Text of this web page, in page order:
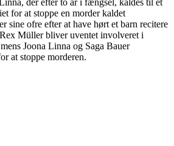
der efter to år i fængsel, kaldes til et
for at stoppe en morder kaldet
sine ofre efter at have hørt et barn recitere
Müller bliver uventet involveret i
Joona Linna og Saga Bauer
at stoppe morderen.